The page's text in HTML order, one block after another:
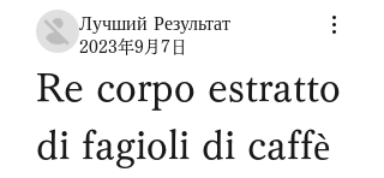
Лучший Результат
2023年9月7日
Re corpo estratto
di fagioli di caffè